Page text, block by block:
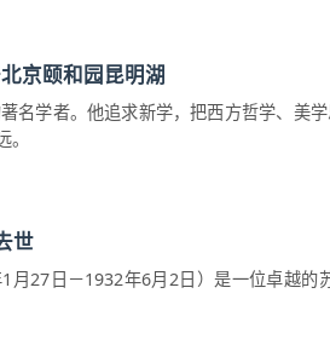
京颐和园昆明湖
名学者。他追求新学，把西方哲学、美
世
月27日－1932年6月2日）是一位卓越